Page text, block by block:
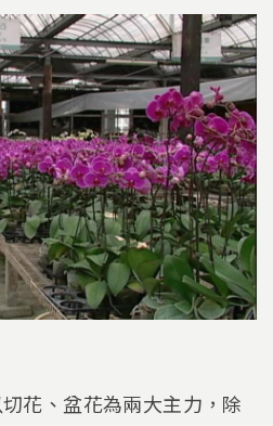
花、盆花為兩大主力，除